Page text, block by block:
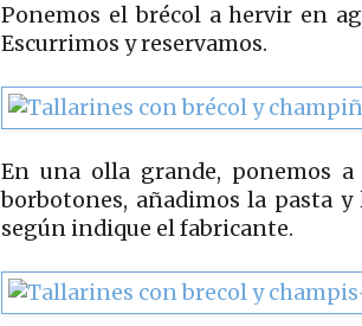
Ponemos el brécol a hervir en
Escurrimos y reservamos.
En una olla grande, ponemos
borbotones, añadimos la pasta
según indique el fabricante.